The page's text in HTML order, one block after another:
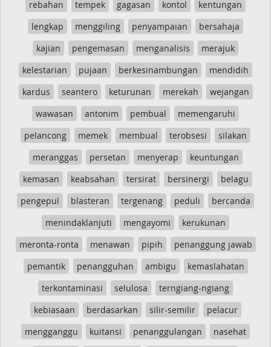
rebahan tempek gagasan kontol
kentungan
lengkap
menggiling penyampaian
bersahaja
kajian
pengemasan menganalisis
merajuk
kelestarian
pujaan berkesinambungan
mendidih
kardus
seantero keturunan merekah
wejangan
wawasan
antonim pembual
memengaruhi
pelancong
memek membual terobsesi
silakan
meranggas
persetan menyerap
keuntungan
kemasan
keabsahan tersirat bersinergi
belagu
pengepul
blasteran tergenang peduli
bercanda
menindaklanjuti
mengayomi
kerukunan
meronta-ronta
menawan pipih
penanggung jawab
pemantik
penangguhan ambigu
kemaslahatan
terkontaminasi
selulosa
terngiang-ngiang
kebiasaan
berdasarkan silir-semilir
pelacur
mengganggu
kuitansi penanggulangan
nasehat